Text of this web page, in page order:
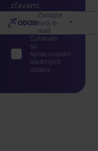
zľavami.
Zadajte
svoj e-
mail
ODOSLAŤ
Súhlasím
so
spracovaním
osobných
údajov